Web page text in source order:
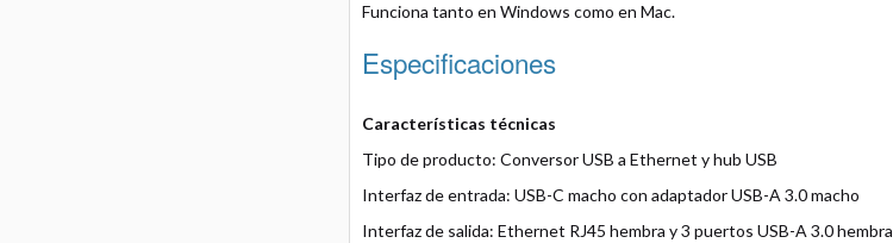
Funciona tanto en Windows como en Mac.
Especificaciones
Características técnicas
Tipo de producto: Conversor USB a Ethernet y hub USB
Interfaz de entrada: USB-C macho con adaptador USB-A 3.0 macho
Interfaz de salida: Ethernet RJ45 hembra y 3 puertos USB-A 3.0 hembra